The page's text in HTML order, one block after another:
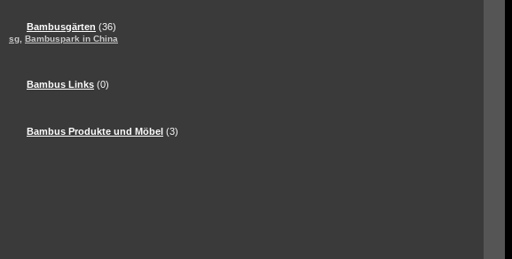
Bambusgärten (36)
sg Bambuspark in China
Bambus Links (0)
Bambus Produkte und Möbel (3)